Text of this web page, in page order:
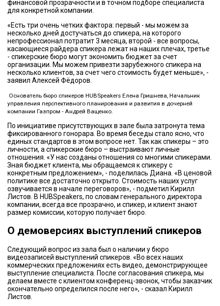
финансовой прозрачности и в точном подборе специалиста
для конкретной компании.
«Есть три очень четких фактора: первый - мы можем за
несколько дней достучаться до спикера, на которого
непрофессионал потратит 3 месяца, второй - все вопросы,
касающиеся райдера спикера лежат на наших плечах, третье
- спикерские бюро могут экономить бюджет за счет
организации. Мы можем привезти зарубежного спикера на
несколько клиентов, за счет чего стоимость будет меньше», -
заявил Алексей Фёдоров.
Основатель бюро спикеров HUBSpeakers Елена Гришнева, Начальник
управления перспективного планирования и развития в дочерней
компании Газпром - Андрей Ващенко.
По инициативе присутствующих в зале была затронута тема
фиксированного гонорара. Во время беседы стало ясно, что
единых стандартов в этом вопросе нет. Так как спикеры – это
личности, а спикерские бюро – выстраивают личные
отношения. «У нас созданы отношения со многими спикерами.
Зная бюджет клиента, мы обращаемся к спикеру с
конкретным предложением», - поделилась Диана. «В ценовой
политике все достаточно открыто. Стоимость наших услуг
озвучивается в начале переговоров», - подметил Кирилл
Листов. В HUBSpeakers, по словам генерального директора
компании, всегда все прозрачно, и спикер, и клиент знают
размер комиссии, которую получает бюро.
О демоверсиях выступлений спикеров
Следующий вопрос из зала был о наличии у бюро
видеозаписей выступлений спикеров. «Во всех наших
коммерческих предложениях есть видео, демонстрирующее
выступление специалиста. После согласования спикера, мы
делаем вместе с клиентом конференц-звонок, чтобы заказчик
окончательно определился после него», - сказал Кирилл
Листов.